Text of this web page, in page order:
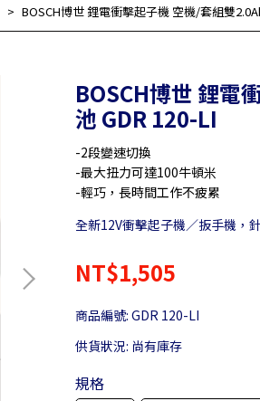
BOSCH博世 鋰電衝擊起子機 空機/套組雙
BOSCH博世 鋰電
池 GDR 120-LI
-2段變速切換
-最大扭力可達100牛頓米
-輕巧，長時間工作不疲累
全新12V衝擊起子機／扳手機，
NT$1,505
商品編號: GDR 120-LI
供貨狀況: 尚有庫存
規格